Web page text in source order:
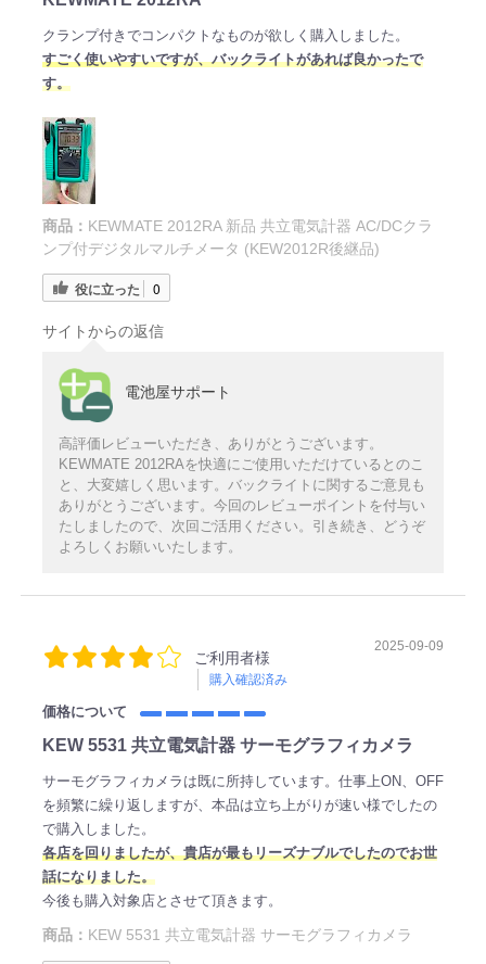
クランプ付きでコンパクトなものが欲しく購入しました。
すごく使いやすいですが、バックライトがあれば良かったで
す。
商品： KEWMATE 2012RA 新品 共立電気計器 AC/DCクラ
ンプ付デジタルマルチメータ (KEW2012R後継品)
役に立った 0
サイトからの返信
電池屋サポート
高評価レビューいただき、ありがとうございます。
KEWMATE 2012RAを快適にご使用いただけているとのこ
と、大変嬉しく思います。バックライトに関するご意見も
ありがとうございます。今回のレビューポイントを付与い
たしましたので、次回ご活用ください。引き続き、どうぞ
よろしくお願いいたします。
ご利用者様
購入確認済み
2025-09-09
価格について
KEW 5531 共立電気計器 サーモグラフィカメラ
サーモグラフィカメラは既に所持しています。仕事上ON、OFF
を頻繁に繰り返しますが、本品は立ち上がりが速い様でしたの
で購入しました。
各店を回りましたが、貴店が最もリーズナブルでしたのでお世
話になりました。
今後も購入対象店とさせて頂きます。
商品： KEW 5531 共立電気計器 サーモグラフィカメラ